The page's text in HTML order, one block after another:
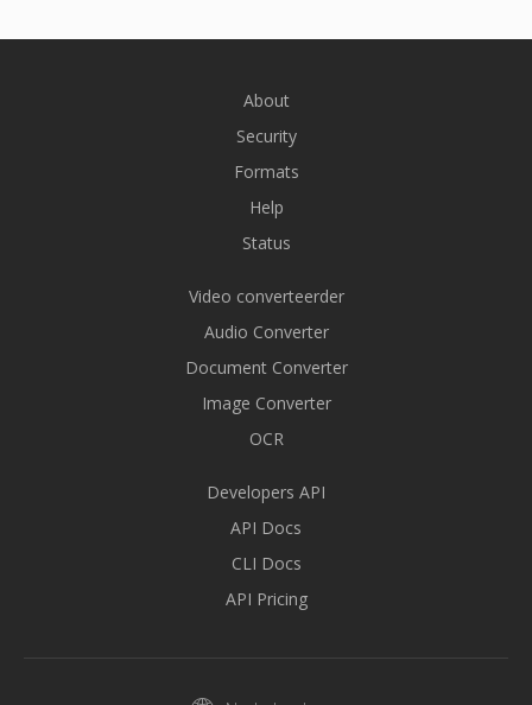
About
Security
Formats
Help
Status
Video converteerder
Audio Converter
Document Converter
Image Converter
OCR
Developers API
API Docs
CLI Docs
API Pricing